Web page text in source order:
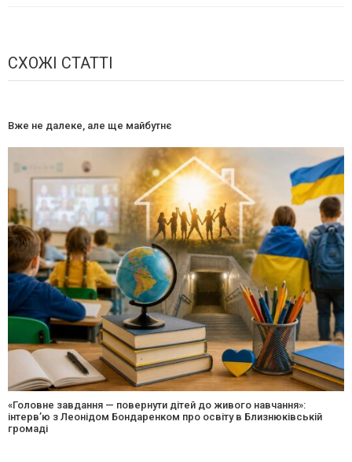
СХОЖІ СТАТТІ
Вже не далеке, але ще майбутнє
«Головне завдання — повернути дітей до живого навчання»:
інтерв’ю з Леонідом Бондаренком про освіту в Близнюківській
громаді